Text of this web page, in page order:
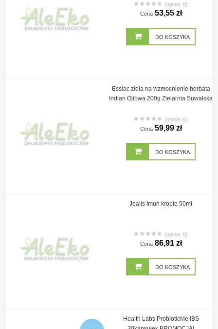
(opinie: 0)
Cena 53,55 zł
DO KOSZYKA
Essiac zioła na wzmocnienie herbata
Indian Ojibwa 200g Zielarnia Suwalska
(opinie: 0)
Cena 59,99 zł
DO KOSZYKA
Joalis Imun krople 50ml
(opinie: 0)
Cena 86,91 zł
DO KOSZYKA
Health Labs ProbioticMe IBS